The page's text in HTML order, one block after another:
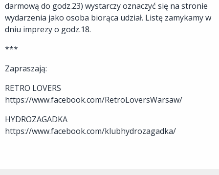
darmową do godz.23) wystarczy oznaczyć się na stronie
wydarzenia jako osoba biorąca udział. Listę zamykamy w
dniu imprezy o godz.18.
***
Zapraszają:
RETRO LOVERS
https://www.facebook.com/RetroLoversWarsaw/
HYDROZAGADKA
https://www.facebook.com/klubhydrozagadka/